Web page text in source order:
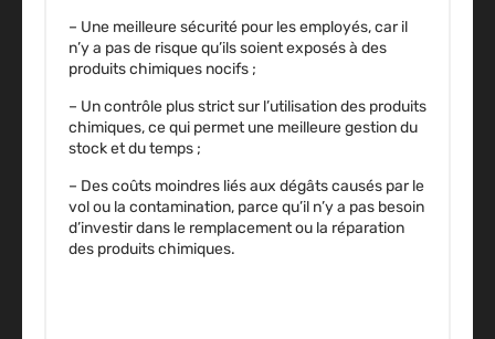
– Une meilleure sécurité pour les employés, car il
n’y a pas de risque qu’ils soient exposés à des
produits chimiques nocifs ;
– Un contrôle plus strictsur l’utilisation des produits
chimiques, ce qui permet une meilleure gestion du
stock et du temps ;
– Des coûts moindres liés aux dégâts causés par le
vol ou la contamination, parce qu’il n’y a pas besoin
d’investir dans le remplacement ou la réparation
des produits chimiques.